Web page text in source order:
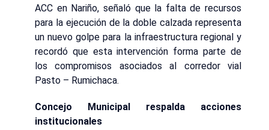
ACC en Nariño, señaló que la falta de recursos
para la ejecución de la doble calzada representa
un nuevo golpe para la infraestructura regional y
recordó que esta intervención forma parte de
los compromisos asociados al corredor vial
Pasto – Rumichaca.
Concejo Municipal respalda acciones
institucionales